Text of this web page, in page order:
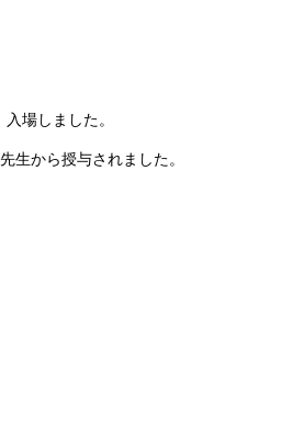
場しました。
生から授与されました。